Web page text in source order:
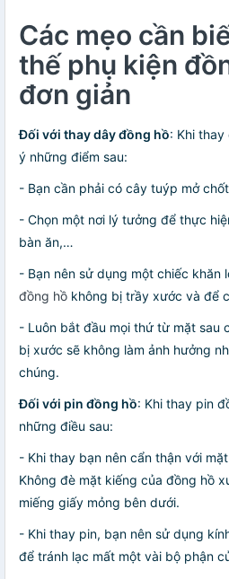
Các mẹo cần
thế phụ kiện
đơn giản
Đối với thay dây đồng hồ: Khi
ý những điểm sau:
- Bạn cần phải có cây tuýp mở
- Chọn một nơi lý tưởng để thực
bàn ăn,…
- Bạn nên sử dụng một chiếc khăn
đồng hồ không bị trầy xước và để
- Luôn bắt đầu mọi thứ từ mặt sau
bị xước sẽ không làm ảnh hưởng
chúng.
Đối với pin đồng hồ: Khi thay pin
những điều sau:
- Khi thay bạn nên cẩn thận với
Không đè mặt kiếng của đồng hồ
miếng giấy mỏng bên dưới.
- Khi thay pin, bạn nên sử dụng
để tránh lạc mất một vài bộ phận